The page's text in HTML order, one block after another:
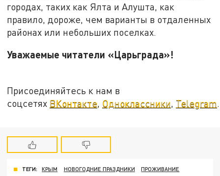
городах, таких как Ялта и Алушта, как
правило, дороже, чем варианты в отдаленных
районах или небольших поселках.
Уважаемые читатели «Царьграда»!
Присоединяйтесь к нам в
соцсетях ВКонтакте, Одноклассники, Telegram.
ТЕГИ: КРЫМ НОВОГОДНИЕ ПРАЗДНИКИ
ПРОЖИВАНИЕ